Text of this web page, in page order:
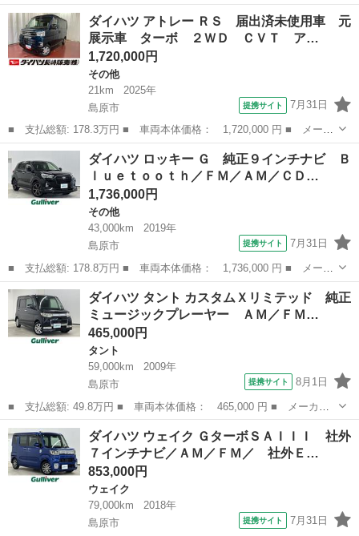
ー名： ダイハツ ■ 車種名： タント ■ グレード名： カスタム
Ｘ Ｐａｎａｓｏｎｉｃ９インチＤＡ Ｂｌｕｅｔｏｏｔｈ／ＡＭ／
ＦＭ／Ｃ...
長崎 島原市 タント
ダイハツ アトレー ＲＳ 届出済未使用車 元
展示車 ターボ ２ＷＤ ＣＶＴ ア…
1,720,000円
その他
21km
2025年
島原市
提携サイト 7月31日
■ 支払総額: 178.3万円 ■ 車両本体価格： 1,720,000 円 ■ メーカ
ー名： ダイハツ ■ 車種名： アトレー ■ グレード名： ＲＳ
届出済未使用車 元展示車 ターボ ２ＷＤ ＣＶＴ アダプティブ
クルーズ...
長崎 島原市 その他
ダイハツ ロッキー Ｇ 純正９インチナビ Ｂ
ｌｕｅｔｏｏｔｈ／ＦＭ／ＡＭ／ＣＤ…
1,736,000円
その他
43,000km
2019年
島原市
提携サイト 7月31日
■ 支払総額: 178.8万円 ■ 車両本体価格： 1,736,000 円 ■ メーカ
ー名： ダイハツ ■ 車種名： ロッキー ■ グレード名： Ｇ 純
正９インチナビ Ｂｌｕｅｔｏｏｔｈ／ＦＭ／ＡＭ／ＣＤ／ＤＶＤ／
ｉｐｏｄ...
長崎 島原市 その他
ダイハツ タント カスタムＸリミテッド 純正
ミュージックプレーヤー ＡＭ／ＦＭ…
465,000円
タント
59,000km
2009年
島原市
提携サイト 8月1日
■ 支払総額: 49.8万円 ■ 車両本体価格： 465,000 円 ■ メーカー
名： ダイハツ ■ 車種名： タント ■ グレード名： カスタムＸ
リミテッド 純正ミュージックプレーヤー ＡＭ／ＦＭ／ＣＤ 片側
パワースライ...
長崎 島原市 タント
ダイハツ ウェイク ＧターボＳＡＩＩＩ 社外
７インチナビ／ＡＭ／ＦＭ／ 社外Ｅ…
853,000円
ウェイク
79,000km
2018年
島原市
提携サイト 7月31日